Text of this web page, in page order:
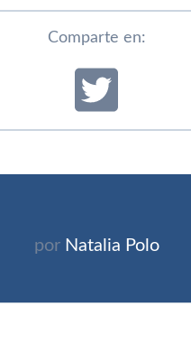
Comparte en:
por Natalia Polo